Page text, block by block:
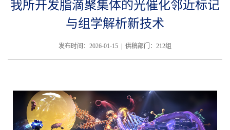
我所开发脂滴聚集体的光催化邻近标记
与组学解析新技术
发布时间：2026-01-15 | 供稿部门：212组